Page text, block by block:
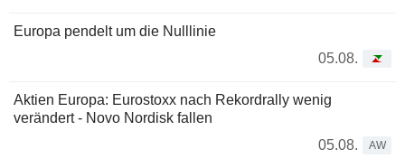
Europa pendelt um die Nulllinie
05.08.
Aktien Europa: Eurostoxx nach Rekordrally wenig
verändert - Novo Nordisk fallen
05.08.
AW